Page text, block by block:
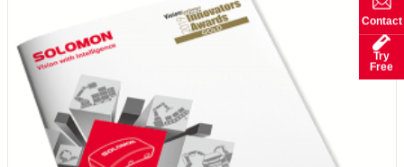
Contact
Try
Free